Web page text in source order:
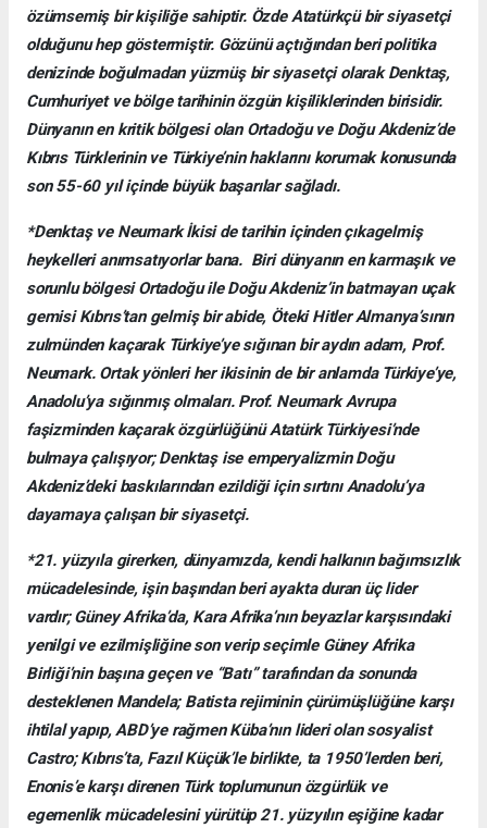
özümsemiş bir kişiliğe sahiptir. Özde Atatürkçü bir siyasetçi
olduğunu hep göstermiştir. Gözünü açtığından beri politika
denizinde boğulmadan yüzmüş bir siyasetçi olarak Denktaş,
Cumhuriyet ve bölge tarihinin özgün kişiliklerinden birisidir.
Dünyanın en kritik bölgesi olan Ortadoğu ve Doğu Akdeniz’de
Kıbrıs Türklerinin ve Türkiye’nin haklarını korumak konusunda
son 55-60 yıl içinde büyük başarılar sağladı.
*Denktaş ve Neumark İkisi de tarihin içinden çıkagelmiş
heykelleri anımsatıyorlar bana. Biri dünyanın en karmaşık ve
sorunlu bölgesi Ortadoğu ile Doğu Akdeniz’in batmayan uçak
gemisi Kıbrıs’tan gelmiş bir abide, Öteki Hitler Almanya’sının
zulmünden kaçarak Türkiye’ye sığınan bir aydın adam, Prof.
Neumark. Ortak yönleri her ikisinin de bir anlamda Türkiye’ye,
Anadolu’ya sığınmış olmaları. Prof. Neumark Avrupa
faşizminden kaçarak özgürlüğünü Atatürk Türkiyesi’nde
bulmaya çalışıyor; Denktaş ise emperyalizmin Doğu
Akdeniz’deki baskılarından ezildiği için sırtını Anadolu’ya
dayamaya çalışan bir siyasetçi.
*21. yüzyıla girerken, dünyamızda, kendi halkının bağımsızlık
mücadelesinde, işin başından beri ayakta duran üç lider
vardır; Güney Afrika’da, Kara Afrika’nın beyazlar karşısındaki
yenilgi ve ezilmişliğine son verip seçimle Güney Afrika
Birliği’nin başına geçen ve “Batı” tarafından da sonunda
desteklenen Mandela; Batista rejiminin çürümüşlüğüne karşı
ihtilal yapıp, ABD’ye rağmen Küba’nın lideri olan sosyalist
Castro; Kıbrıs’ta, Fazıl Küçük’le birlikte, ta 1950’lerden beri,
Enonis’e karşı direnen Türk toplumunun özgürlük ve
egemenlik mücadelesini yürütüp 21. yüzyılın eşiğine kadar